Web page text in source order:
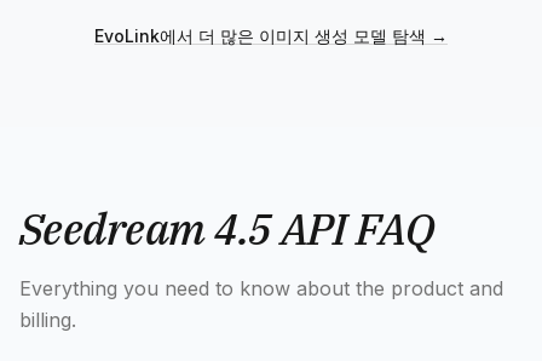
EvoLink에서 더 많은 이미지 생성 모델 탐색 →
Seedream 4.5 API FAQ
Everything you need to know about the product and
billing.